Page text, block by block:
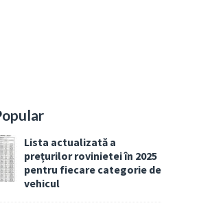
Lista actualizată a
prețurilor rovinietei în 2025
pentru fiecare categorie de
vehicul